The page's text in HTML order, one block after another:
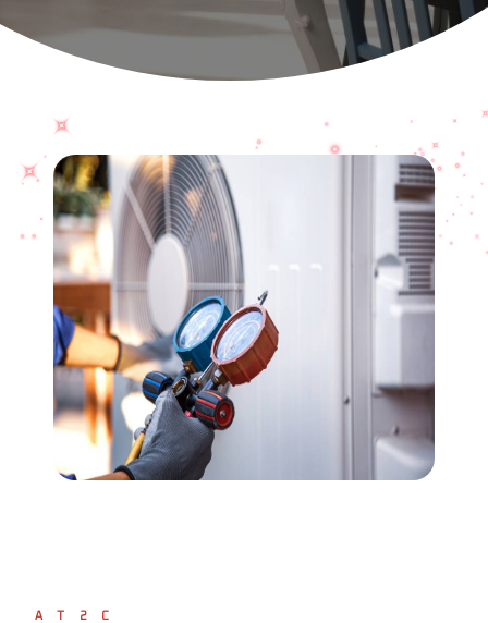
AT2C